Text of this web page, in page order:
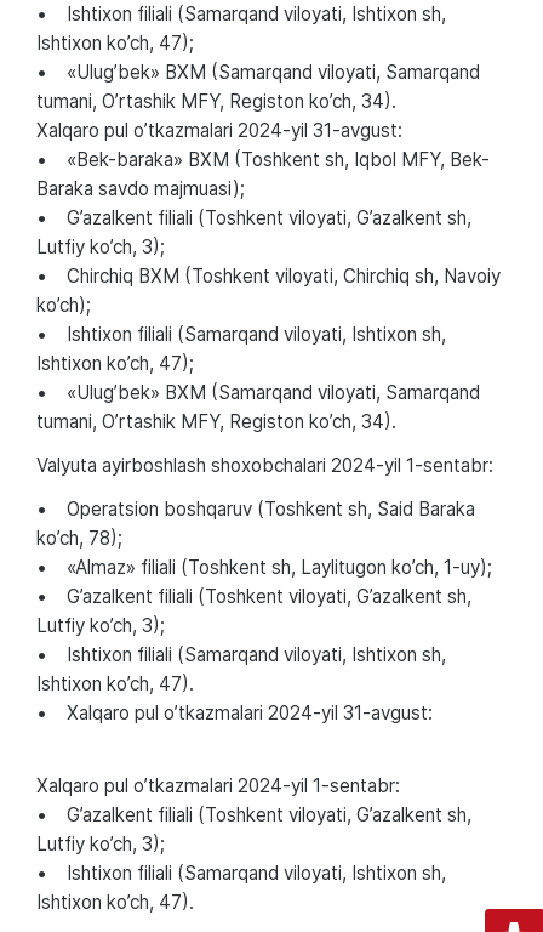
• Ishtixon filiali (Samarqand viloyati, Ishtixon sh,
Ishtixon ko’ch, 47);
• «Ulug’bek» BXM (Samarqand viloyati, Samarqand
tumani, O’rtashik MFY, Registon ko’ch, 34).
Xalqaro pul o’tkazmalari 2024-yil 31-avgust:
• «Bek-baraka» BXM (Toshkent sh, Iqbol MFY, Bek-
Baraka savdo majmuasi);
• G’azalkent filiali (Toshkent viloyati, G’azalkent sh,
Lutfiy ko’ch, 3);
• Chirchiq BXM (Toshkent viloyati, Chirchiq sh, Navoiy
ko’ch);
• Ishtixon filiali (Samarqand viloyati, Ishtixon sh,
Ishtixon ko’ch, 47);
• «Ulug’bek» BXM (Samarqand viloyati, Samarqand
tumani, O’rtashik MFY, Registon ko’ch, 34).
Valyuta ayirboshlash shoxobchalari 2024-yil 1-sentabr:
• Operatsion boshqaruv (Toshkent sh, Said Baraka
ko’ch, 78);
• «Almaz» filiali (Toshkent sh, Laylitugon ko’ch, 1-uy);
• G’azalkent filiali (Toshkent viloyati, G’azalkent sh,
Lutfiy ko’ch, 3);
• Ishtixon filiali (Samarqand viloyati, Ishtixon sh,
Ishtixon ko’ch, 47).
• Xalqaro pul o’tkazmalari 2024-yil 31-avgust:
Xalqaro pul o’tkazmalari 2024-yil 1-sentabr:
• G’azalkent filiali (Toshkent viloyati, G’azalkent sh,
Lutfiy ko’ch, 3);
• Ishtixon filiali (Samarqand viloyati, Ishtixon sh,
Ishtixon ko’ch, 47).